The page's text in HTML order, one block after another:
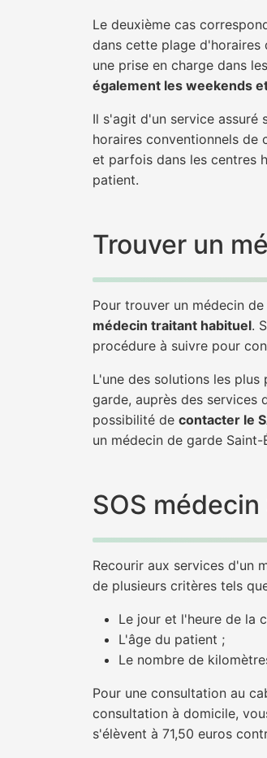
Le deuxième cas
dans cette plage d'horaires
une prise en charge dans
également les weekends
Il s'agit d'un service assuré
horaires conventionnels de
et parfois dans les centres
patient.
Trouver un
Pour trouver un médecin
médecin traitant habituel.
procédure à suivre pour
L'une des solutions les
garde, auprès des services
possibilité de contacter le
un médecin de garde
SOS
Recourir aux services d'un
de plusieurs critères tels
Le jour et l'heure de la
L'âge du patient ;
Le nombre de
Pour une consultation au
consultation à domicile,
s'élèvent à 71,50 euros